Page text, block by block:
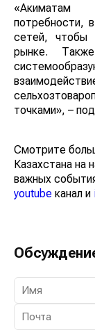
«Акиматам
потребности,
сетей, чтобы
рынке.
точками», –
Смотрите
Казахстана
важных
youtube канал